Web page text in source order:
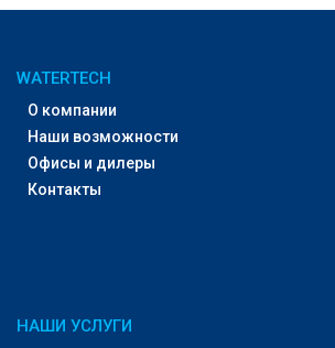
WATERTECH
О компании
Наши возможности
Офисы и дилеры
Контакты
НАШИ УСЛУГИ